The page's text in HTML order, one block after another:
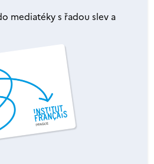
mediatéky s řadou slev a